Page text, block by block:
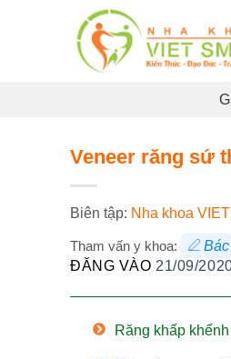
Veneer răng sứ
Biên tập: Nha khoa
Tham vấn y khoa:
ĐĂNG VÀO 21/09/
Răng khấp